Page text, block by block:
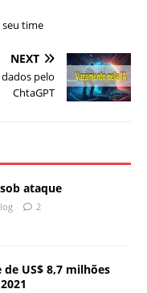
time
NEXT
pelo
ChtaGPT
ataque
2
US$ 8,7 milhões